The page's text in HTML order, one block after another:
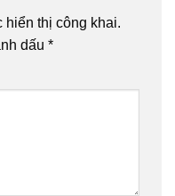
hiển thị công khai.
dấu *